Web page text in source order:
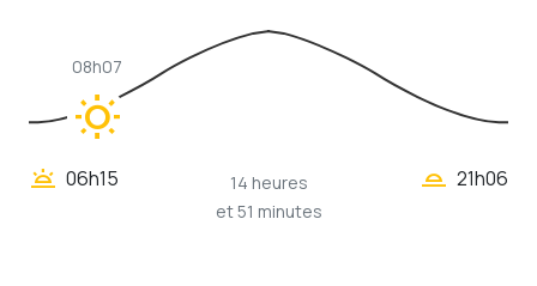
wb_sunny
08h07
wb_twilight 06h15
14 heures
et 51 minutes
wb_twilight_2 21h06